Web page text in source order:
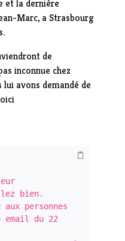
et la dernière
Marc, a Strasbourg
de
inconnue chez
avons demandé de
bien.
aux personnes
du 22